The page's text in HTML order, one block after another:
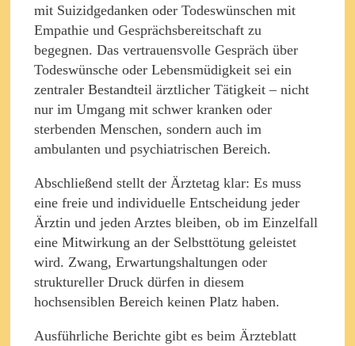
mit Suizidgedanken oder Todeswünschen mit
Empathie und Gesprächsbereitschaft zu
begegnen. Das vertrauensvolle Gespräch über
Todeswünsche oder Lebensmüdigkeit sei ein
zentraler Bestandteil ärztlicher Tätigkeit – nicht
nur im Umgang mit schwer kranken oder
sterbenden Menschen, sondern auch im
ambulanten und psychiatrischen Bereich.
Abschließend stellt der Ärztetag klar: Es muss
eine freie und individuelle Entscheidung jeder
Ärztin und jeden Arztes bleiben, ob im Einzelfall
eine Mitwirkung an der Selbsttötung geleistet
wird. Zwang, Erwartungshaltungen oder
struktureller Druck dürfen in diesem
hochsensiblen Bereich keinen Platz haben.
Ausführliche Berichte gibt es beim Ärzteblatt